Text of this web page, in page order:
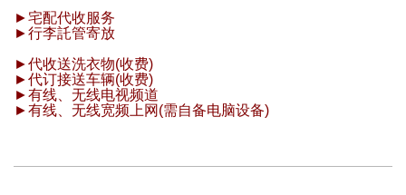
►宅配代收服务
►行李託管寄放
►代收送洗衣物(收费)
►代订接送车辆(收费)
►有线、无线电视频道
►有线、无线宽频上网(需自备电脑设备)